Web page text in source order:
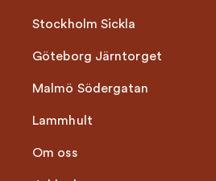
Stockholm Sickla
Göteborg Järntorget
Malmö Södergatan
Lammhult
Om oss